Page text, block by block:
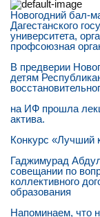
Новогодний бал-
Дагестанского
университета,
профсоюзная
В предверии
детям
на ИФ прошла
актива.
Конкурс «Лучший
Гаджимурад
совещании по
коллективного
образования
Напоминаем, что